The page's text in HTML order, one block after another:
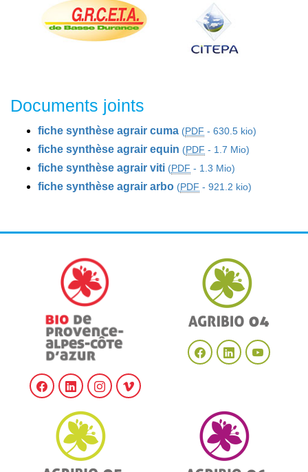
Documents joints
fiche synthèse agrair cuma (PDF - 630.5 kio)
fiche synthèse agrair equin (PDF - 1.7 Mio)
fiche synthèse agrair viti (PDF - 1.3 Mio)
fiche synthèse agrair arbo (PDF - 921.2 kio)